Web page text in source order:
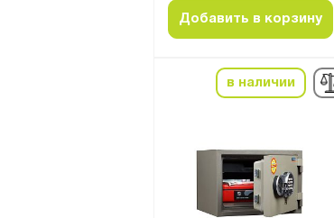
Добавить в корзину
в наличии